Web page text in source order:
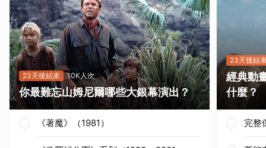
23天後結束 10K人次
你最難忘山姆尼爾哪些大銀幕演出？
《著魔》（1981）
23天後結
經典動
什麼？
完整